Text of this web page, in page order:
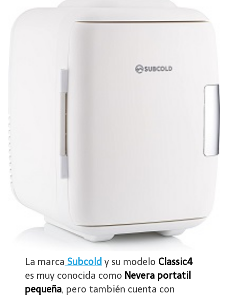
La marca Subcold y su modelo Classic4
es muy conocida como Nevera portatil
pequeña, pero también cuenta con